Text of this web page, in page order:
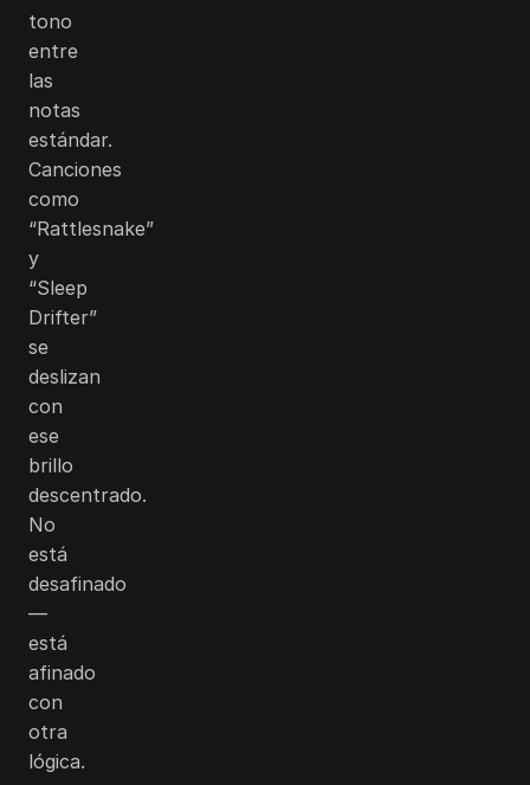
tono
entre
las
notas
estándar.
Canciones
como
“Rattlesnake”
y
“Sleep
Drifter”
se
deslizan
con
ese
brillo
descentrado.
No
está
desafinado
—
está
afinado
con
otra
lógica.